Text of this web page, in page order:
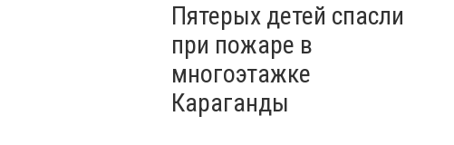
Пятерых детей спасли
при пожаре в
многоэтажке
Караганды